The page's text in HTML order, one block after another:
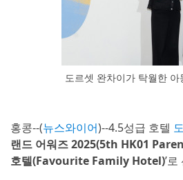
도르셋 완차이가 탁월한 아
홍콩--(뉴스와이어)--4.5성급 호텔
랜드 어워즈 2025(5th HK01
호텔(Favourite Family Hotel)’